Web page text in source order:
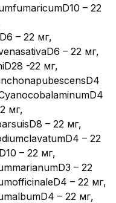
– 22
– 22 мг,
– 22 мг,
-22 мг,
D4
мг,
– 22 мг,
– 22
– 22 мг,
– 22
– 22 мг,
– 22 мг,